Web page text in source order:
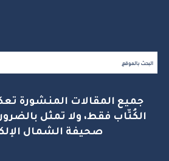
جميع المقالات المنشورة
الكُتّاب فقط، ولا تمثل
صحيفة الشمال